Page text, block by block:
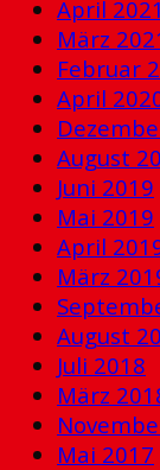
April 2021
März
Februar
April
August
Juni 2019
Mai 2019
April
März
August
Juli 2018
März
Mai 2017